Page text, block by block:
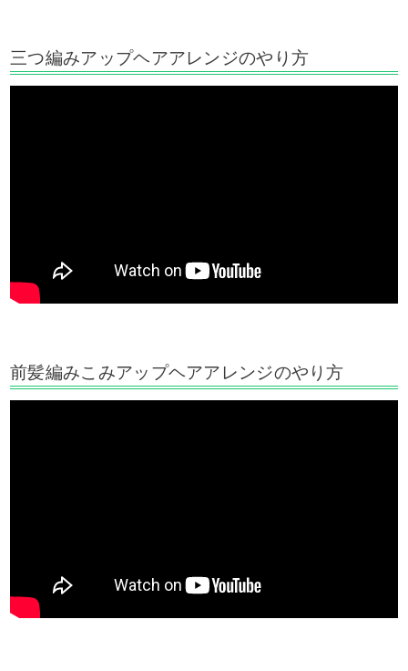
三つ編みアップヘアアレンジのやり方
前髪編みこみアップヘアアレンジのやり方